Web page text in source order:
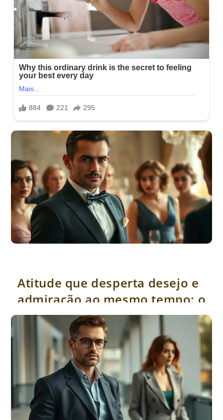
Atitude que desperta desejo e
admiração ao mesmo tempo: o
segredo revelado para
impressionar